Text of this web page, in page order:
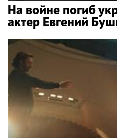
На войне погиб
актер Евгений